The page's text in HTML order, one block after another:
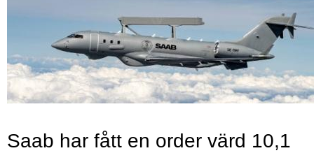
Saab har fått en order värd 10,1